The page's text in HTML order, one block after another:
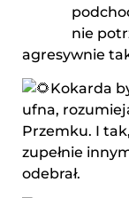
nie
agresywnie
Kokarda
ufna,
Przemku. I
zupełnie
odebrał.